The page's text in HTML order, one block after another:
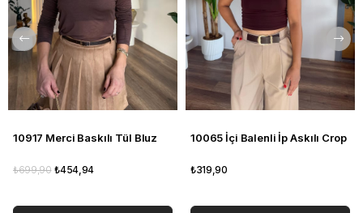
10917 Merci Baskılı Tül Bluz
₺454,94
₺699,90
10065 İçi Balenli İp Askılı Crop
₺319,90